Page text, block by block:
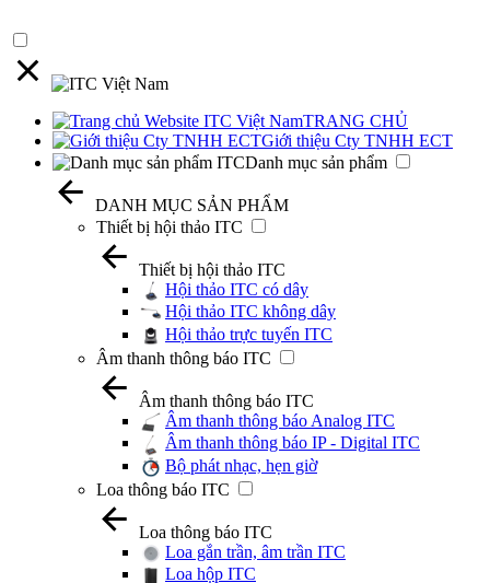
TRANG CHỦ
Giới thiệu Cty TNHH ECT
Danh mục sản phẩm
DANH MỤC SẢN PHẨM
Thiết bị hội thảo ITC
Thiết bị hội thảo ITC
Hội thảo ITC có dây
Hội thảo ITC không dây
Hội thảo trực tuyến ITC
Âm thanh thông báo ITC
Âm thanh thông báo ITC
Âm thanh thông báo Analog ITC
Âm thanh thông báo IP - Digital ITC
Bộ phát nhạc, hẹn giờ
Loa thông báo ITC
Loa thông báo ITC
Loa gắn trần, âm trần ITC
Loa hộp ITC